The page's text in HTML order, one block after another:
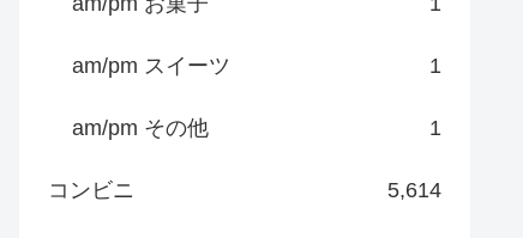
am/pm スイーツ 1
am/pm その他 1
コンビニ 5,614